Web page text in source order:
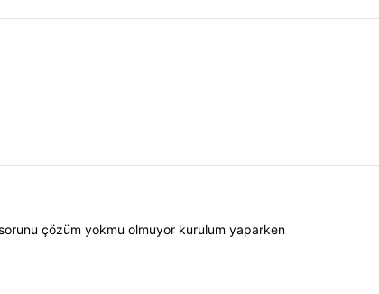
çözüm yokmu olmuyor kurulum yaparken